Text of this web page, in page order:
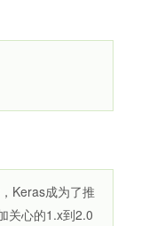
Keras成为了推
关心的1.x到2.0